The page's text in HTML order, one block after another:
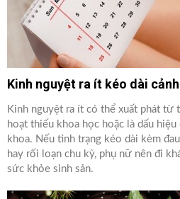
Kinh nguyệt ra ít kéo dài
Kinh nguyệt ra ít có thể xuất phát từ
hoạt thiếu khoa học hoặc là dấu
khoa. Nếu tình trạng kéo dài kèm
hay rối loạn chu kỳ, phụ nữ nên đi
sức khỏe sinh sản.